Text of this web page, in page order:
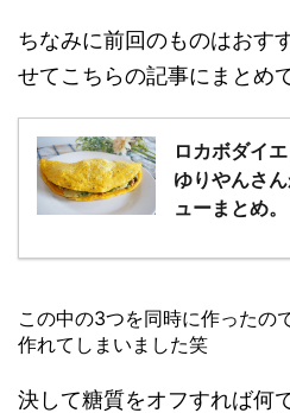
ちなみに前回のものはおす
せてこちらの記事にまとめ
ロカボダイ
ゆりやんさ
ューまとめ。
この中の3つを同時に作ったの
作れてしまいました笑
決して糖質をオフすれば何